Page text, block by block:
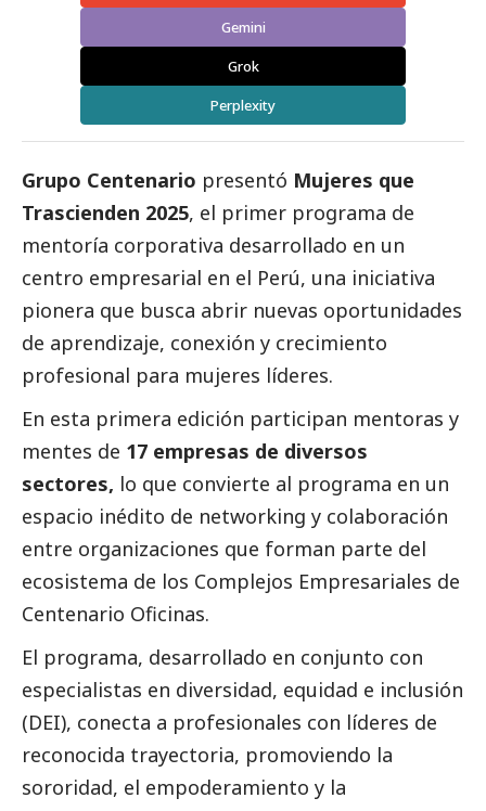
Gemini
Grok
Perplexity
Grupo Centenario presentó Mujeres que
Trascienden 2025, el primer programa de
mentoría corporativa desarrollado en un
centro empresarial en el Perú, una iniciativa
pionera que busca abrir nuevas oportunidades
de aprendizaje, conexión y crecimiento
profesional para mujeres líderes.
En esta primera edición participan mentoras y
mentes de 17 empresas de diversos
sectores, lo que convierte al programa en un
espacio inédito de networking y colaboración
entre organizaciones que forman parte del
ecosistema de los Complejos Empresariales de
Centenario Oficinas.
El programa, desarrollado en conjunto con
especialistas en diversidad, equidad e inclusión
(DEI), conecta a profesionales con líderes de
reconocida trayectoria, promoviendo la
sororidad, el empoderamiento y la